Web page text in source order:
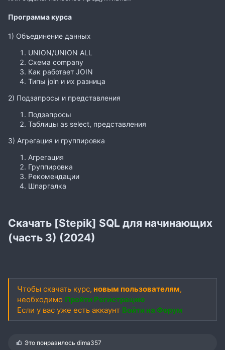
Программа курса
1) Объединение данных
UNION/UNION ALL
Схема company
Как работает JOIN
Типы join и их разница
2) Подзапросы и представления
Подзапросы
Таблицы as select, представления
3) Агрегация и группировка
Агрегация
Группировка
Рекомендации
Шпаргалка
Скачать [Stepik] SQL для начинающих
(часть 3) (2024)
Чтобы скачать курс, новым пользователям,
необходимо Пройти Регистрацию
Если у вас уже есть аккаунт Войти на Форум
С
Это понравилосьdima357